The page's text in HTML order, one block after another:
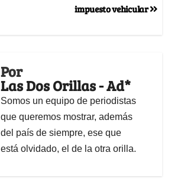
impuesto vehicular
Por
Las Dos Orillas - Ad*
Somos un equipo de periodistas
que queremos mostrar, además
del país de siempre, ese que
está olvidado, el de la otra orilla.